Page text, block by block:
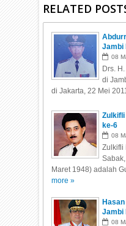
RELATED
Jambi
08
Drs.
di
di Jakarta, 22 Mei
ke-6
08
Zulkifli
Maret 1948) adalah
more »
Jambi
08